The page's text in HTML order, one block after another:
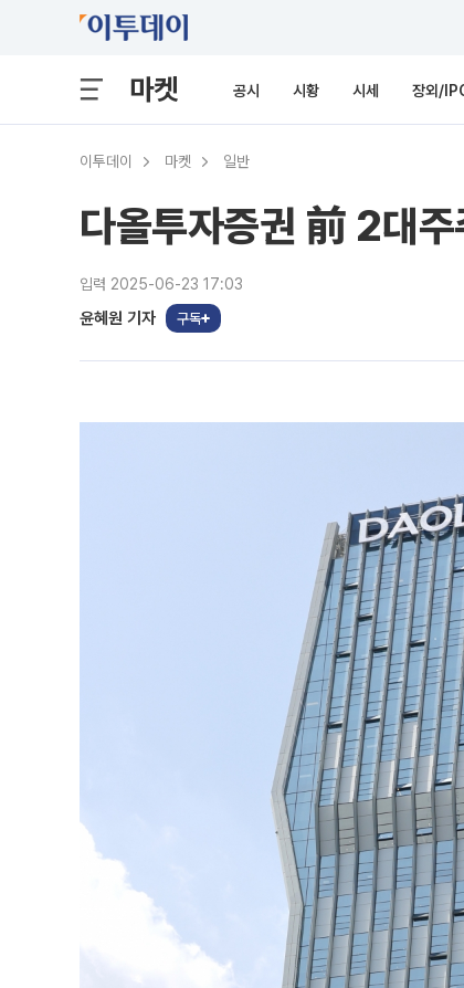
마켓 공시 시황 시세 장외/
이투데이 마켓 일반
다올투자증권 前 2대
입력 2025-06-23 17:03
윤혜원 기자 구독